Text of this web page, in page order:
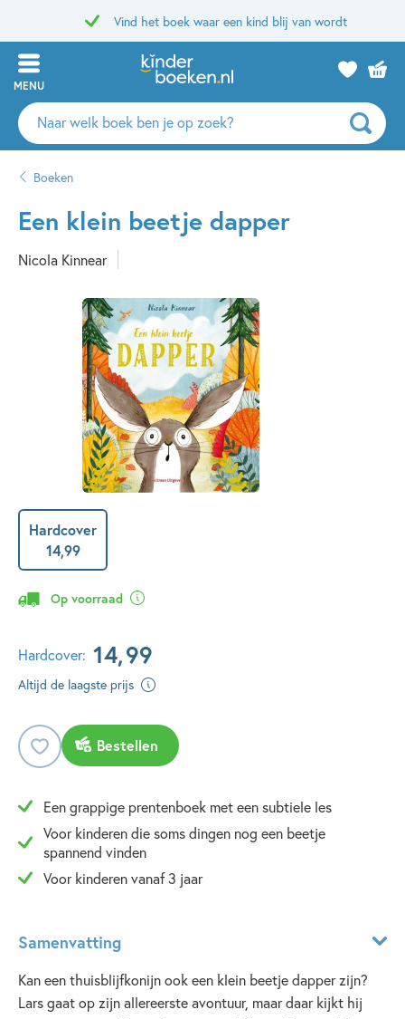
Vind het boek waar een kind blij van wordt
MENU
Zoeken
naar
auteurs
uitgevers
Boeken
Een klein beetje dapper
Nicola Kinnear
Hardcover
14,99
Op voorraad
Hardcover: 14,99
Altijd de laagste prijs
Bestellen
Een grappige prentenboek met een subtiele les
Voor kinderen die soms dingen nog een beetje
spannend vinden
Voor kinderen vanaf 3 jaar
Samenvatting
Kan een thuisblijfkonijn ook een klein beetje dapper zijn?
Lars gaat op zijn allereerste avontuur, maar daar kijkt hij